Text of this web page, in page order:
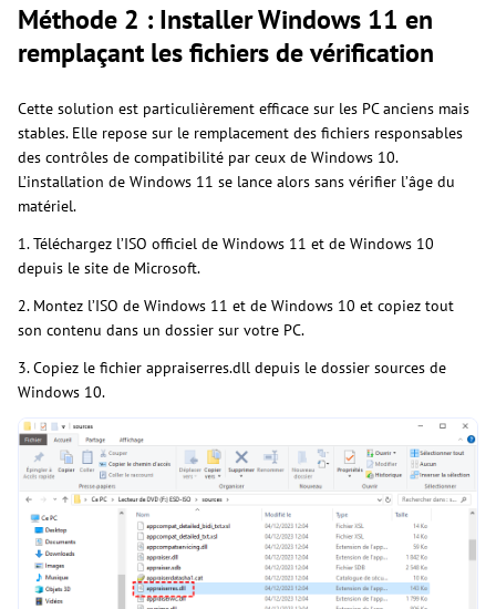
Méthode 2 : Installer Windows 11 en
remplaçant les fichiers de vérification
Cette solution est particulièrement efficace sur les PC anciens mais
stables. Elle repose sur le remplacement des fichiers responsables
des contrôles de compatibilité par ceux de Windows 10.
L’installation de Windows 11 se lance alors sans vérifier l’âge du
matériel.
1. Téléchargez l’ISO officiel de Windows 11 et de Windows 10
depuis le site de Microsoft.
2. Montez l’ISO de Windows 11 et de Windows 10 et copiez tout
son contenu dans un dossier sur votre PC.
3. Copiez le fichier appraiserres.dll depuis le dossier sources de
Windows 10.